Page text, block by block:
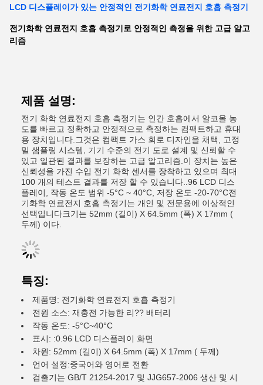
LCD 디스플레이가 있는 안정적인 전기화학 연료전지 호흡 측정기
전기화학 연료전지 호흡 측정기로 안정적인 측정을 위한 고급 알고
리즘
제품 설명:
전기 화학 연료전지 호흡 측정기는 인간 호흡에서 알코올 농
도를 빠르고 정확하고 안정적으로 측정하는 컴팩트하고 휴대
용 장치입니다.그것은 컴팩트 가스 회로 디자인을 채택, 고정
밀 샘플링 시스템, 기기 수준의 전기 도로 설계 및 신뢰할 수
있고 일관된 결과를 보장하는 고급 알고리즘.이 장치는 높은
신뢰성을 가진 수입 전기 화학 센서를 장착하고 있으며 최대
100 개의 테스트 결과를 저장 할 수 있습니다..96 LCD 디스
플레이, 작동 온도 범위 -5°C ~ 40°C, 저장 온도 -20-70°C전
기화학 연료전지 호흡 측정기는 개인 및 전문용에 이상적인
선택입니다크기는 52mm (길이) X 64.5mm (폭) X 17mm (
두께) 이다.
특징:
제품명: 전기화학 연료전지 호흡 측정기
전원 소스: 재충전 가능한 리?? 배터리
작동 온도: -5°C~40°C
표시: :0.96 LCD 디스플레이 화면
차원: 52mm (길이) X 64.5mm (폭) X 17mm ( 두께)
언어 설정:중국어와 영어로 전환
검출기는 GB/T 21254-2017 및 JJG657-2006 생산 및 시